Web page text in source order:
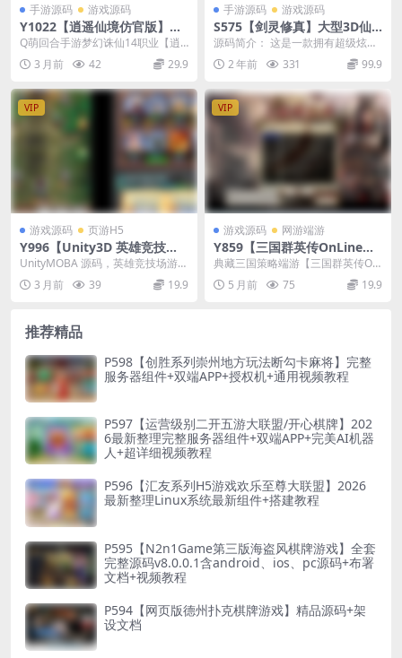
手游源码 游戏源码
Y1022【逍遥仙境仿官版】Q
萌回合手游梦幻诛仙14职业20
26最新整理Linux手工服务端
+本地注册验证+安卓苹果双端
Q萌回合手游梦幻诛仙14职业【逍
遥仙境仿官版】最新整理Linux手工
服务端+本地...
3 月前 42 29.9
手游源码 游戏源码
S575【剑灵修真】大型3D仙
侠动作角色扮演类手游Linux
手工服务端源码教程+二区跨
服+完善GM授权物品后台+苹
源码简介： 这是一款拥有超级炫酷
时装类型的，中的激情大战，还有
即时性的社交功能，...
2 年前 331 99.9
VIP
游戏源码 页游H5
Y996【Unity3D 英雄竞技
场】MOBA 手游源码跨平台安
卓 iOSH5 多人对战游戏完整
工程
UnityMOBA 源码，英雄竞技场游
戏，多人对战手游，跨平台游戏工
程，安卓 i...
3 月前 39 19.9
VIP
游戏源码 网游端游
Y859【三国群英传OnLine奉
先6职业V24】典藏三国策略端
游2026最新 | Win一键服务端
+GM工具+PC客户端+教程
典藏三国策略端游【三国群英传On
Line奉先6职业V24】2026最新整理
Win...5 月前 75 19.9
推荐精品
P598【创胜系列崇州地方玩法断勾卡麻将】完整
服务器组件+双端APP+授权机+通用视频教程
P597【运营级别二开五游大联盟/开心棋牌】202
6最新整理完整服务器组件+双端APP+完美AI机器
人+超详细视频教程
P596【汇友系列H5游戏欢乐至尊大联盟】2026
最新整理Linux系统最新组件+搭建教程
P595【N2n1Game第三版海盗风棋牌游戏】全套
完整源码v8.0.0.1含android、ios、pc源码+布署
文档+视频教程
P594【网页版德州扑克棋牌游戏】精品源码+架
设文档